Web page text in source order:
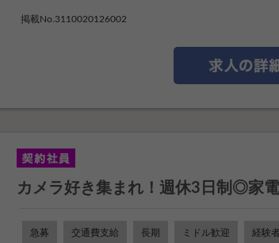
掲載No.3110020126002
カメラ好き集まれ！週休3日制◎家
急募 交通費支給 長期 ミドル歓迎 経験